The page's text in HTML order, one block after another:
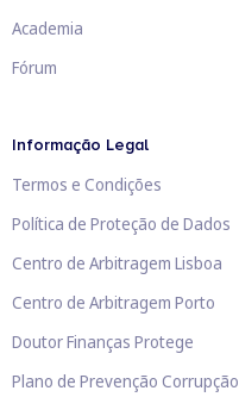
Academia
Fórum
Informação Legal
Termos e Condições
Política de Proteção de Dados
Centro de Arbitragem Lisboa
Centro de Arbitragem Porto
Doutor Finanças Protege
Plano de Prevenção Corrupção